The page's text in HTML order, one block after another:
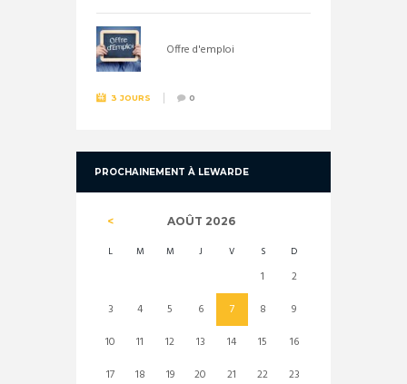
Offre d'emploi
3 JOURS 0
PROCHAINEMENT À LEWARDE
AOÛT 2026
L M M J V S D
1
2
3
4 5 6 7 8
9
10
11 12 13 14 15
16
17
18 19 20 21 22 23